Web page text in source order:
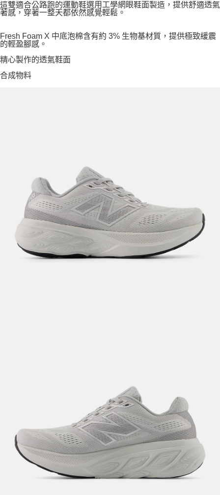
這雙適合公路跑的運動鞋選用工學網眼鞋面製造，提供舒適透氣
著感，穿著一整天都依然感覺輕鬆。
Fresh Foam X 中底泡棉含有約 3% 生物基材質，提供極致緩震
的輕盈腳感。
精心製作的透氣鞋面
合成物料